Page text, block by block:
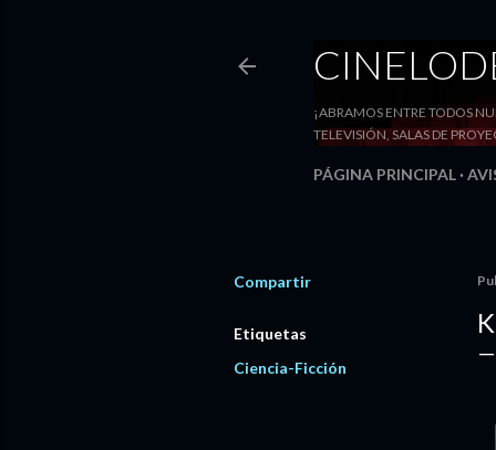
¡ABRAMOS ENTRE TODOS
TELEVISIÓN, SALAS DE
PÁGINA PRINCIPAL
Compartir
Etiquetas
Ciencia-Ficción